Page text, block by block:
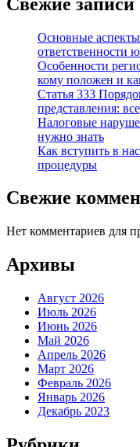
Основные
ответственности
Особенности
кому положен и
Статья 333
представления:
Налоговые
нужно знать
Как вступить в
процедуры
Свежие
Нет комментариев для
Архивы
Август 2026
Июль 2026
Июнь 2026
Май 2026
Апрель 2026
Март 2026
Февраль 2026
Январь 2026
Декабрь 2023